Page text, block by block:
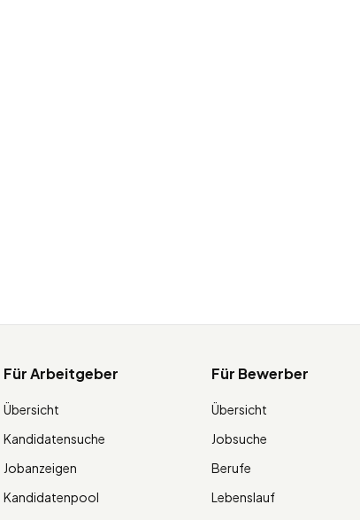
Für Arbeitgeber
Übersicht
Kandidatensuche
Jobanzeigen
Kandidatenpool
Für Bewerber
Übersicht
Jobsuche
Berufe
Lebenslauf